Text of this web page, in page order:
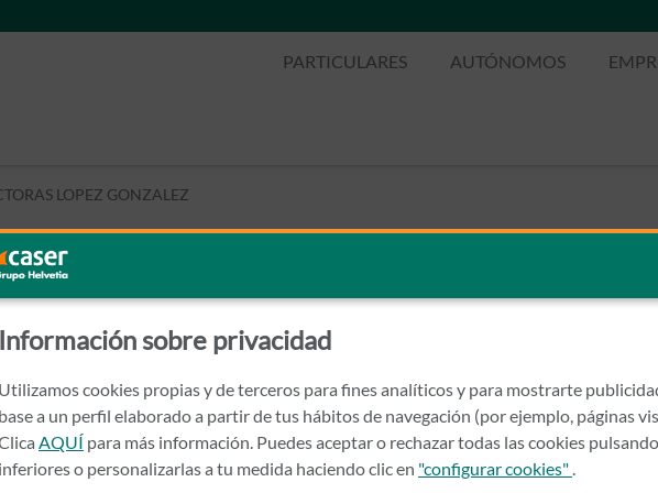
PARTICULARES AUTÓNOMOS
LOPEZ GONZALEZ
LOPEZ GONZALEZ
Información sobre privacidad
Utilizamos cookies propias y de terceros para fines analíticos y para mostrarte
base a un perfil elaborado a partir de tus hábitos de navegación (por ejemplo, páginas
AQUÍ para más información. Puedes aceptar o rechazar todas las cookies
inferiores o personalizarlas a tu medida haciendo clic en "configurar cookies" .